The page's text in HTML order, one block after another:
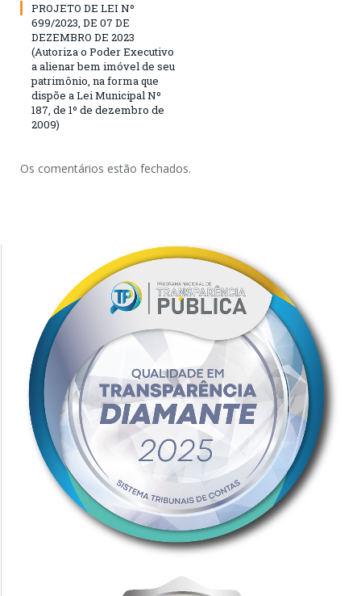
PROJETO DE LEI Nº
699/2023, DE 07 DE
DEZEMBRO DE 2023
(Autoriza o Poder Executivo
a alienar bem imóvel de seu
patrimônio, na forma que
dispõe a Lei Municipal Nº
187, de 1º de dezembro de
2009)
Os comentários estão fechados.